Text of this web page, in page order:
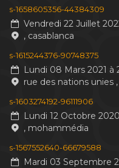
s-1658605356-44384309
Vendredi 22 Juillet
, casablanca
s-1615244376-90748375
Lundi 08 Mars 2021 à
rue des nations unies
s-1603274192-96111906
Lundi 12 Octobre 2020
, mohammédia
s-1567552640-66679588
Mardi 03 Septembre